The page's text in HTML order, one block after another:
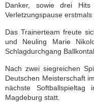
Danker, sowie drei
Verletzungspause
Das Trainerteam freute
und Neuling Marie
Schlagdurchgang
Nach zwei siegreichen
Deutschen Meisterschaft
nächste
Magdeburg statt.